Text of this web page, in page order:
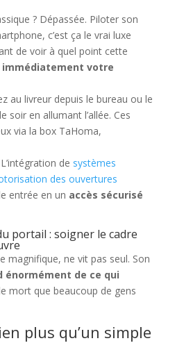
? Dépassée. Piloter son
c’est ça le vrai luxe
de voir à quel point cette
immédiatement votre
au livreur depuis le bureau ou le
soir en allumant l’allée. Ces
via la box TaHoma,
de systèmes
des ouvertures
entrée en un accès sécurisé
portail : soigner le cadre
magnifique, ne vit pas seul. Son
énormément de ce qui
mort que beaucoup de gens
plus qu’un simple